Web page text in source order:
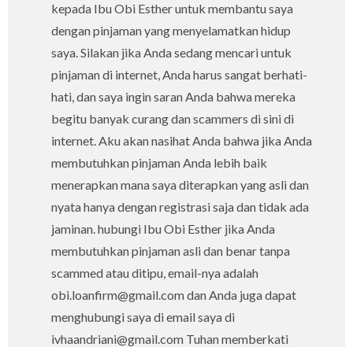
kepada Ibu Obi Esther untuk membantu saya
dengan pinjaman yang menyelamatkan hidup
saya. Silakan jika Anda sedang mencari untuk
pinjaman di internet, Anda harus sangat berhati-
hati, dan saya ingin saran Anda bahwa mereka
begitu banyak curang dan scammers di sini di
internet. Aku akan nasihat Anda bahwa jika Anda
membutuhkan pinjaman Anda lebih baik
menerapkan mana saya diterapkan yang asli dan
nyata hanya dengan registrasi saja dan tidak ada
jaminan. hubungi Ibu Obi Esther jika Anda
membutuhkan pinjaman asli dan benar tanpa
scammed atau ditipu, email-nya adalah
obi.loanfirm@gmail.com dan Anda juga dapat
menghubungi saya di email saya di
ivhaandriani@gmail.com Tuhan memberkati